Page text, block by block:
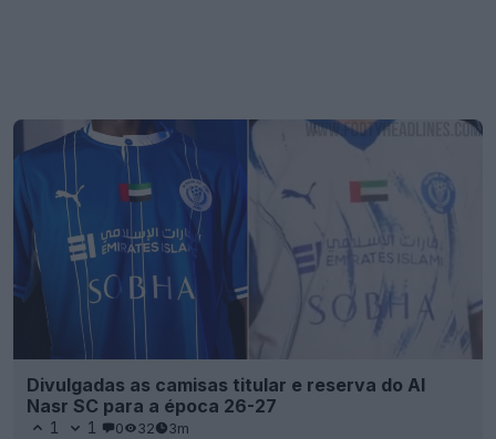
Divulgadas as camisas titular e reserva do Al
Nasr SC para a época 26-27
1 1 0 32 3m